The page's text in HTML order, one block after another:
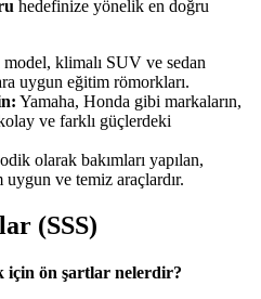
hedefinize yönelik en doğru
model, klimalı SUV ve sedan
uygun eğitim römorkları.
Yamaha, Honda gibi markaların,
ve farklı güçlerdeki
olarak bakımları yapılan,
ve temiz araçlardır.
(SSS)
için ön şartlar nelerdir?